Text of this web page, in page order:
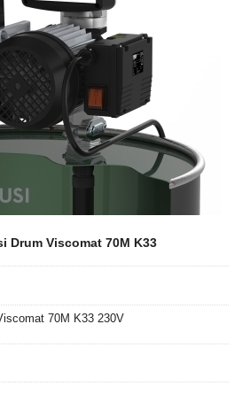
Drum Viscomat 70M K33
70M K33 230V